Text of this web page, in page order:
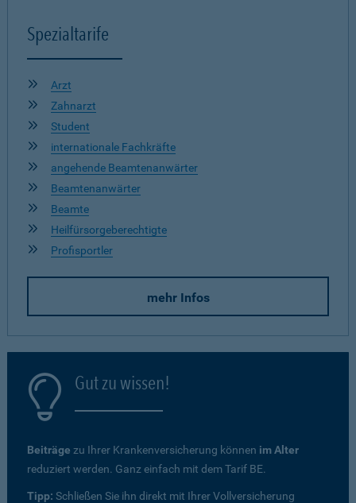
Spezialtarife
Arzt
Zahnarzt
Student
internationale Fachkräfte
angehende Beamtenanwärter
Beamtenanwärter
Beamte
Heilfürsorgeberechtigte
Profisportler
mehr Infos
Gut zu wissen!
Beiträge zu Ihrer Krankenversicherung können im Alter
reduziert werden. Ganz einfach mit dem Tarif BE.
Tipp: Schließen Sie ihn direkt mit Ihrer Vollversicherung